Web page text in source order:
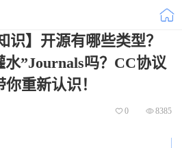
识】开源有哪些类型？
水”Journals吗？CC协议
重新认识！
0 8385